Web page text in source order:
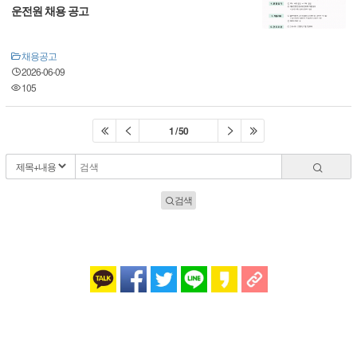
운전원 채용 공고
채용공고
2026-06-09
105
1 / 50
검색